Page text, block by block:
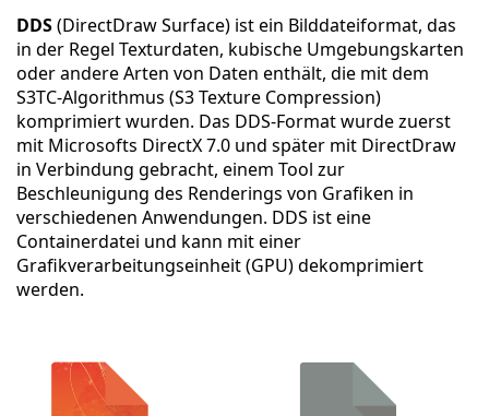
DDS(DirectDraw Surface) ist ein Bilddateiformat, das
in der Regel Texturdaten, kubische Umgebungskarten
oder andere Arten von Daten enthält, die mit dem
S3TC-Algorithmus (S3 Texture Compression)
komprimiert wurden. Das DDS-Format wurde zuerst
mit Microsofts DirectX 7.0 und später mit DirectDraw
in Verbindung gebracht, einem Tool zur
Beschleunigung des Renderings von Grafiken in
verschiedenen Anwendungen. DDS ist eine
Containerdatei und kann mit einer
Grafikverarbeitungseinheit (GPU) dekomprimiert
werden.